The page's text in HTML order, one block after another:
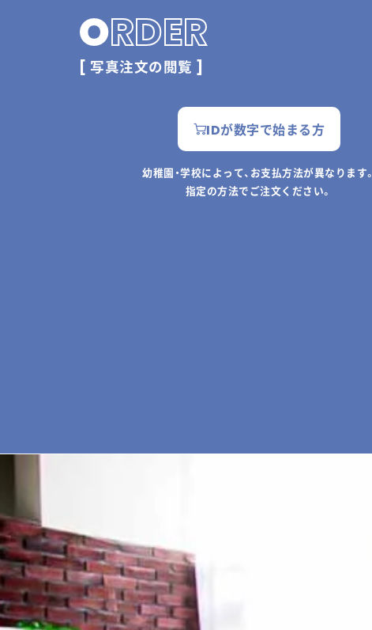
ORDER
[ 写真注文の閲覧 ]
IDが数字で始まる方
幼稚園・学校によって、お支払方法が異なります。
指定の方法でご注文ください。